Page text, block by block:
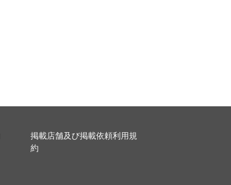
掲載店舗及び掲載依頼利用規
約